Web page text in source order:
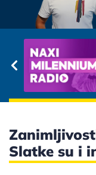
Slatke su i